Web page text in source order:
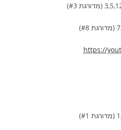
https://